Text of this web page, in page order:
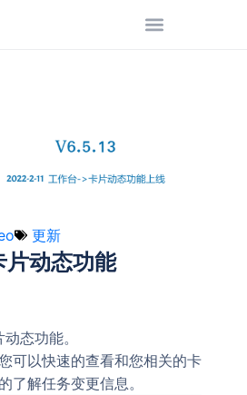
更新
片动态功能
态功能。
可以快速的查看和您相关的卡
了解任务变更信息。